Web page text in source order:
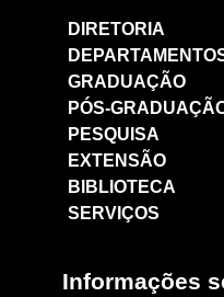
DIRETORIA
GRADUAÇÃO
PÓS-
PESQUISA
EXTENSÃO
BIBLIOTECA
SERVIÇOS
Informações